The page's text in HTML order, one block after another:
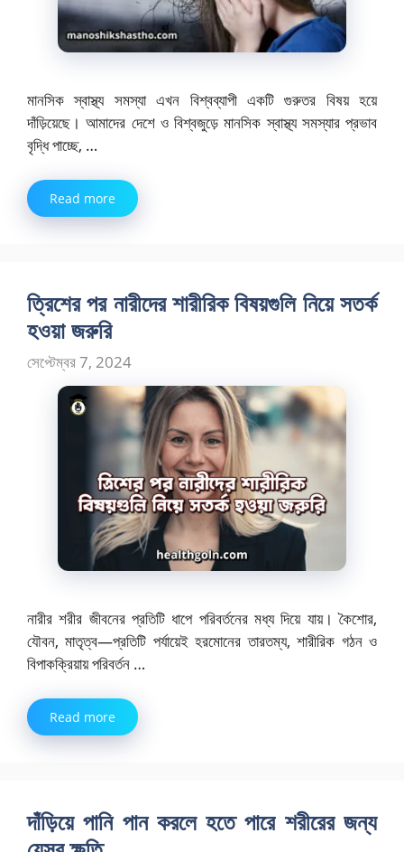
মানসিক স্বাস্থ্য সমস্যা এখন বিশ্বব্যাপী একটি গুরুতর বিষয় হয়ে
দাঁড়িয়েছে। আমাদের দেশে ও বিশ্বজুড়ে মানসিক স্বাস্থ্য সমস্যার প্রভাব
বৃদ্ধি পাচ্ছে, …
Read more
ত্রিশের পর নারীদের শারীরিক বিষয়গুলি নিয়ে সতর্ক
হওয়া জরুরি
সেপ্টেম্বর 7, 2024
নারীর শরীর জীবনের প্রতিটি ধাপে পরিবর্তনের মধ্য দিয়ে যায়। কৈশোর,
যৌবন, মাতৃত্ব—প্রতিটি পর্যায়েই হরমোনের তারতম্য, শারীরিক গঠন ও
বিপাকক্রিয়ায় পরিবর্তন …
Read more
দাঁড়িয়ে পানি পান করলে হতে পারে শরীরের জন্য